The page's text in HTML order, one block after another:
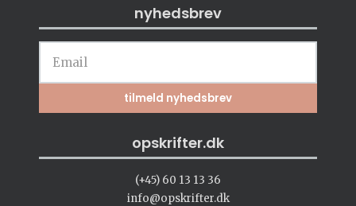
nyhedsbrev
opskrifter.dk
(+45) 60 13 13 36
info@opskrifter.dk